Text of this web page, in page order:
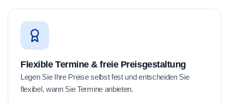
Flexible Termine & freie Preisgestaltung
Legen Sie Ihre Preise selbst fest und entscheiden Sie
flexibel, wann Sie Termine anbieten.